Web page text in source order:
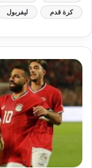
كرة قدم ليفربول